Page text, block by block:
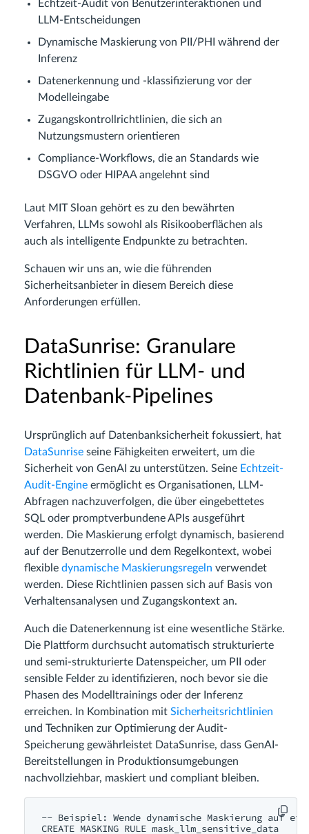
Echtzeit-Audit von Benutzerinteraktionen und
LLM-Entscheidungen
Dynamische Maskierung von PII/PHI während der
Inferenz
Datenerkennung und -klassifizierung vor der
Modelleingabe
Zugangskontrollrichtlinien, die sich an
Nutzungsmustern orientieren
Compliance-Workflows, die an Standards wie
DSGVO oder HIPAA angelehnt sind
Laut MIT Sloan gehört es zu den bewährten
Verfahren, LLMs sowohl als Risikooberflächen als
auch als intelligente Endpunkte zu betrachten.
Schauen wir uns an, wie die führenden
Sicherheitsanbieter in diesem Bereich diese
Anforderungen erfüllen.
DataSunrise: Granulare
Richtlinien für LLM- und
Datenbank-Pipelines
Ursprünglich auf Datenbanksicherheit fokussiert, hat
DataSunrise seine Fähigkeiten erweitert, um die
Sicherheit von GenAI zu unterstützen. Seine Echtzeit-
Audit-Engine ermöglicht es Organisationen, LLM-
Abfragen nachzuverfolgen, die über eingebettetes
SQL oder promptverbundene APIs ausgeführt
werden. Die Maskierung erfolgt dynamisch, basierend
auf der Benutzerrolle und dem Regelkontext, wobei
flexible dynamische Maskierungsregeln verwendet
werden. Diese Richtlinien passen sich auf Basis von
Verhaltensanalysen und Zugangskontext an.
Auch die Datenerkennung ist eine wesentliche Stärke.
Die Plattform durchsucht automatisch strukturierte
und semi-strukturierte Datenspeicher, um PII oder
sensible Felder zu identifizieren, noch bevor sie die
Phasen des Modelltrainings oder der Inferenz
erreichen. In Kombination mit Sicherheitsrichtlinien
und Techniken zur Optimierung der Audit-
Speicherung gewährleistet DataSunrise, dass GenAI-
Bereitstellungen in Produktionsumgebungen
nachvollziehbar, maskiert und compliant bleiben.
-- Beispiel: Wende dynamische Maskierung auf
CREATE MASKING RULE mask_llm_sensitive_data